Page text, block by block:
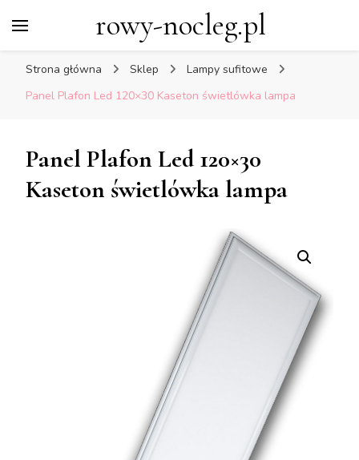
rowy-nocleg.pl
Strona główna Sklep
Lampy sufitowe
Panel Plafon Led 120×30 Kaseton świetlówka lampa
Panel Plafon Led 120×30
Kaseton świetlówka lampa